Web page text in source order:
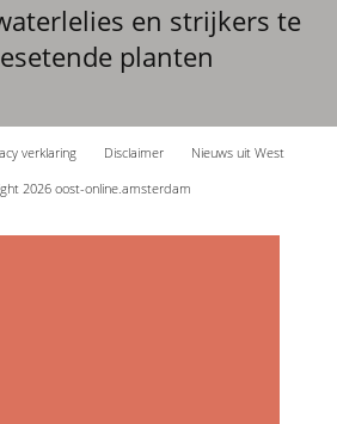
en strijkers te
planten
verklaring Disclaimer
Nieuws uit West
2026 oost-online.amsterdam